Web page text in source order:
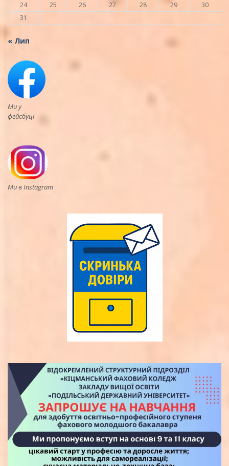
24
25 26 27 28 29
30
31
« Лип
Ми у
фейсбуці
Ми в Instagram